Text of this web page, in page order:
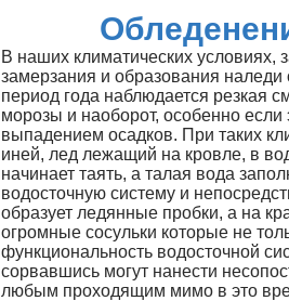
В наших климатических условиях,
замерзания и образования наледи
период года наблюдается резкая
морозы и наоборот, особенно если
выпадением осадков. При таких
иней, лед лежащий на кровле, в
начинает таять, а талая вода
водосточную систему и
образует ледянные пробки, а на
огромные сосульки которые не
функциональность водосточной
сорвавшись могут нанести
любым проходящим мимо в это